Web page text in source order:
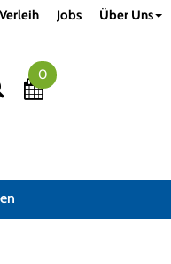
Verleih Jobs Über Uns
0